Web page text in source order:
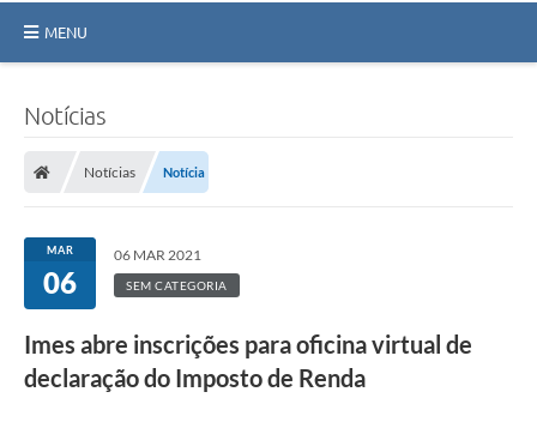
MENU
Licitações / PCA
Transparência
Contratos
Notícias
Notícias Notícia
MAR
06
06 MAR 2021
SEM CATEGORIA
Imes abre inscrições para oficina virtual de
declaração do Imposto de Renda